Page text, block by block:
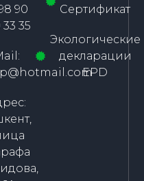
90
33 35
Сертификат
Экологические
декларации
EPD